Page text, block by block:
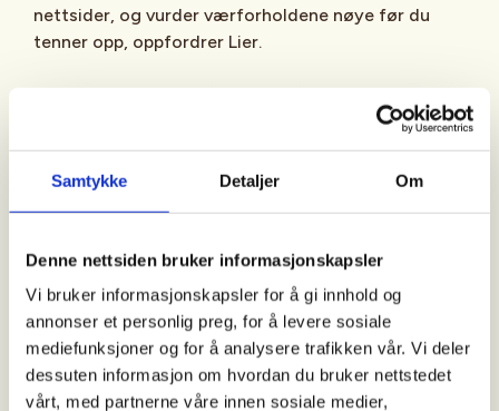
Samtykke Detaljer Om
Denne nettsiden bruker informasjonskapsler
Vi bruker informasjonskapsler for å gi innhold og
annonser et personlig preg, for å levere sosiale
mediefunksjoner og for å analysere trafikken vår. Vi deler
dessuten informasjon om hvordan du bruker nettstedet
vårt, med partnerne våre innen sosiale medier,
nettsider, og vurder værforholdene nøye før du
tenner opp, oppfordrer Lier.
Finn etablerte bålplasser på UT.no
Kom deg ut og nyt naturen
Norsk Friluftsliv oppfordrer alle til å komme seg ut
sommerdager, men husk at det ikke er lov å fyre på
svaberg. Varmen fra bålet kan føre til sprekker og
varige skader i berget.
– Våren og sommeren er en fantastisk tid for
friluftsliv. Vi håper mange kommer seg ut, nyter